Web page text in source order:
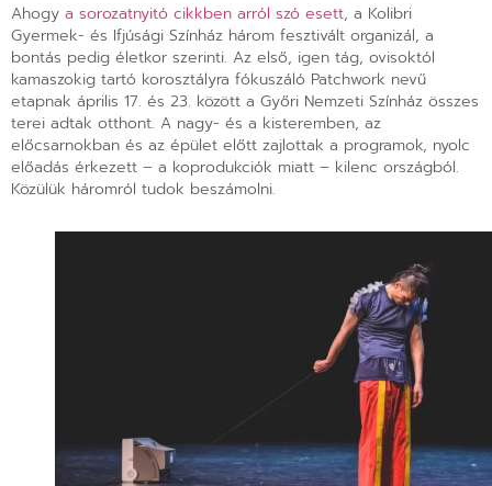
Ahogy a sorozatnyitó cikkben arról szó esett, a Kolibri
Gyermek- és Ifjúsági Színház három fesztivált organizál, a
bontás pedig életkor szerinti. Az első, igen tág, ovisoktól
kamaszokig tartó korosztályra fókuszáló Patchwork nevű
etapnak április 17. és 23. között a Győri Nemzeti Színház összes
terei adtak otthont. A nagy- és a kisteremben, az
előcsarnokban és az épület előtt zajlottak a programok, nyolc
előadás érkezett – a koprodukciók miatt – kilenc országból.
Közülük háromról tudok beszámolni.